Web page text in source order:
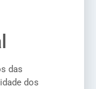
das
dos